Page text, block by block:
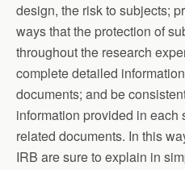
design, the risk to subjects;
ways that the protection of
throughout the research
complete detailed
documents; and be
information provided in each
related documents. In this
IRB are sure to explain in